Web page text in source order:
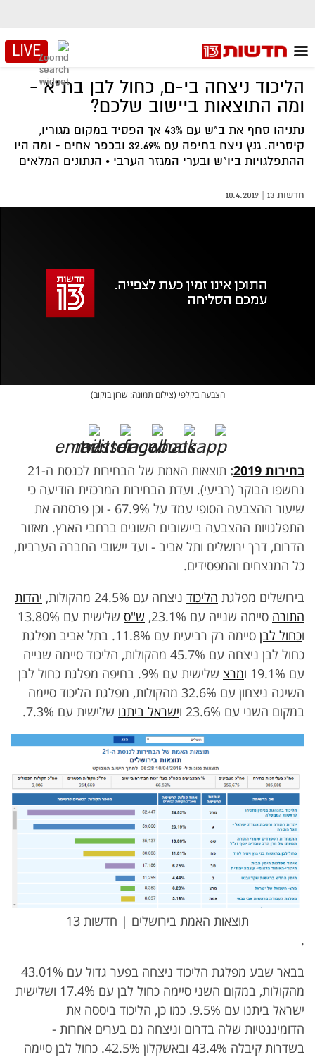
LIVE
הליכוד ניצחה בי-ם, כחול לבן בת"א -
ומה התוצאות ביישוב שלכם?
נתניהו סחף את ב"ש עם 43% אך הפסיד במקום מגוריו,
קיסריה. גנץ ניצח בחיפה עם 32.69% ובכפר אחים - ומה היו
ההתפלגויות ביו"ש ובערי המגזר הערבי • הנתונים המלאים
חדשות 13 |
10.4.2019
הצבעה בקלפי (צילום תמונה: שרון בוקוב)
בחירות 2019 :
תוצאות האמת של הבחירות לכנסת ה-21
נחשפו הבוקר (רביעי). ועדת הבחירות המרכזית הודיעה כי
שיעור ההצבעה הסופי עמד על 67.9% - וכן פרסמה את
התפלגויות ההצבעה ביישובים השונים ברחבי הארץ. מאזור
הדרום, דרך ירושלים ותל אביב - ועד יישובי החברה הערבית,
כל המנצחים והמפסידים.
בירושלים מפלגת הליכוד ניצחה עם 24.5% מהקולות,
יהדות
התורה סיימה שנייה עם 23.1%, ש"ס
שלישית עם 13.80%
וכחול לבן
סיימה רק רביעית עם 11.8%. בתל אביב מפלגת
כחול לבן ניצחה עם 45.7% מהקולות, הליכוד סיימה שנייה
עם 19.1% ו
מרצ
שלישית עם 9%. בחיפה מפלגת כחול לבן
השיגה ניצחון עם 32.6% מהקולות, מפלגת הליכוד סיימה
במקום השני עם 23.6% ו
ישראל ביתנו שלישית עם 7.3%.
תוצאות האמת בירושלים | חדשות 13
.
בבאר שבע מפלגת הליכוד ניצחה בפער גדול עם 43.01%
מהקולות, במקום השני סיימה כחול לבן עם 17.4% ושלישית
ישראל ביתנו עם 9.5%.
כמו כן, הליכוד ביססה את
הדומיננטיות שלה בדרום וניצחה גם בערים אחרות -
בשדרות קיבלה 43.4% ובאשקלון 42.5%. כחול לבן סיימה